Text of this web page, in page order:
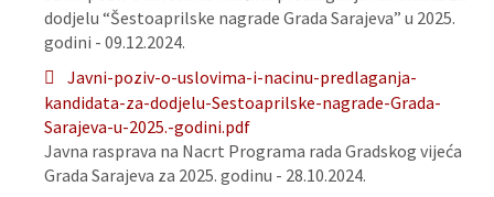
dodjelu “Šestoaprilske nagrade Grada Sarajeva” u 2025.
godini - 09.12.2024.
Javni-poziv-o-uslovima-i-nacinu-predlaganja-
kandidata-za-dodjelu-Sestoaprilske-nagrade-Grada-
Sarajeva-u-2025.-godini.pdf
Javna rasprava na Nacrt Programa rada Gradskog vijeća
Grada Sarajeva za 2025. godinu - 28.10.2024.